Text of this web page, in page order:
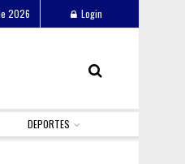
2026 Login
DEPORTES